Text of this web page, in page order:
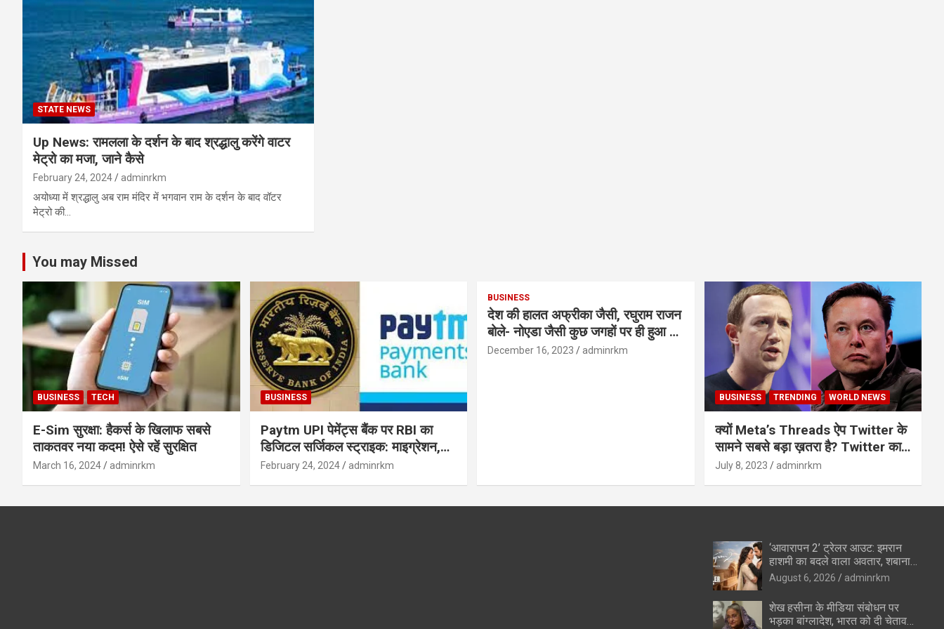
STATE NEWS
Up News: रामलला के दर्शन के बाद श्रद्धालु करेंगे वाटर
मेट्रो का मजा, जाने कैसे
February 24, 2024 adminrkm
अयोध्या में श्रद्धालु अब राम मंदिर में भगवान राम के दर्शन के बाद वॉटर
मेट्रो की…
You may Missed
BUSINESS TECH
E-Sim सुरक्षा: हैकर्स के खिलाफ सबसे
ताकतवर नया कदम! ऐसे रहें सुरक्षित
March 16, 2024 adminrkm
BUSINESS
Paytm UPI पेमेंट्स बैंक पर RBI का
डिजिटल सर्जिकल स्ट्राइक: माइग्रेशन,
सुरक्षा और उपयोगकर्ताओं के लिए सलाह!
February 24, 2024 adminrkm
BUSINESS
देश की हालत अफ्रीका जैसी, रघुराम राजन
बोले- नोएडा जैसी कुछ जगहों पर ही हुआ है
विकास : रघुराम राजन
December 16, 2023 adminrkm
BUSINESS TRENDING WORLD NEWS
क्यों Meta’s Threads ऐप Twitter के
सामने सबसे बड़ा ख़तरा है? Twitter का
अंत?
July 8, 2023 adminrkm
‘आवारापन 2’ ट्रेलर आउट: इमरान
हाशमी का बदले वाला अवतार, शबाना
आजमी के विलेन रोल ने उड़ाए होश
August 6, 2026 adminrkm
शेख हसीना के मीडिया संबोधन पर
भड़का बांग्लादेश, भारत को दी चेतावनी